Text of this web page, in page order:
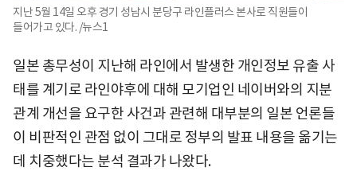
지난 5월 14일 오후 경기 성남시 분당구 라인플러스 본사로 직원들이
들어가고 있다. /뉴스1
일본 총무성이 지난해 라인에서 발생한 개인정보 유출 사
태를 계기로 라인야후에 대해 모기업인 네이버와의 지분
관계 개선을 요구한 사건과 관련해 대부분의 일본 언론들
이 비판적인 관점 없이 그대로 정부의 발표 내용을 옮기는
데 치중했다는 분석 결과가 나왔다.